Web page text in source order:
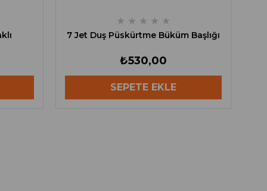
★ ★ ★ ★ ★
7 Jet Duş Püskürtme Büküm Başlığı
₺530,00
SEPETE EKLE